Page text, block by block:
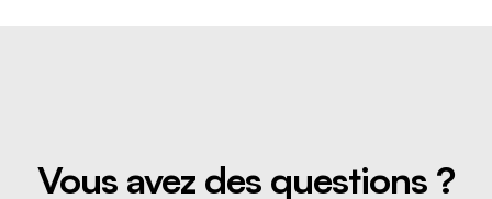
Vous avez des questions ?